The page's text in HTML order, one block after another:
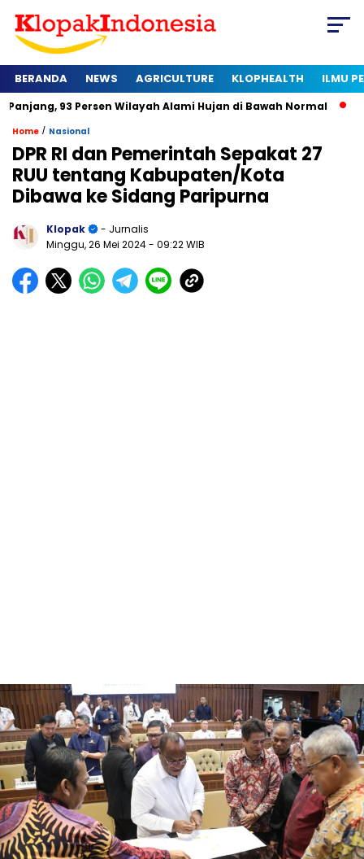
BERANDA NEWS AGRICULTURE KLOPHEALTH ILMU
Persen Wilayah Alami Hujan di Bawah Normal Kapan
Home / Nasional
DPR RI dan Pemerintah Sepakat 27
RUU tentang Kabupaten/Kota
Dibawa ke Sidang Paripurna
Klopak
- Jurnalis
Minggu, 26 Mei 2024- 09:22 WIB